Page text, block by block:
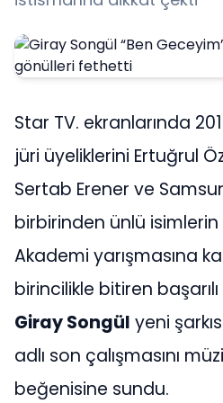
Star TV. ekranlarında
jüri üyeliklerini Ertuğrul
Sertab Erener ve
birbirinden ünlü
Akademi yarışmasına
birincilikle bitiren
Giray Songül yeni
adlı son çalışmasını
beğenisine sundu.